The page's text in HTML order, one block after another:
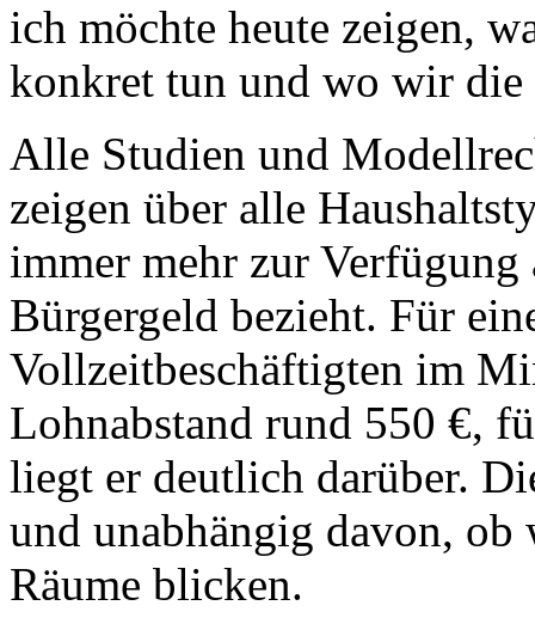
ich möchte heute zeigen,
konkret tun und wo wir die
Alle Studien und
zeigen über alle
immer mehr zur
Bürgergeld bezieht. Für
Vollzeitbeschäftigten im
Lohnabstand rund 550 €,
liegt er deutlich darüber.
und unabhängig davon,
Räume blicken.